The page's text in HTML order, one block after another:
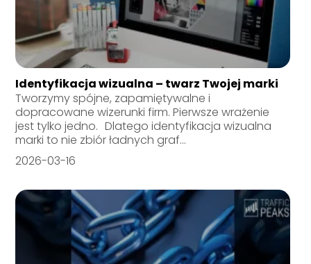
Identyfikacja wizualna – twarz Twojej marki
Tworzymy spójne, zapamiętywalne i
dopracowane wizerunki firm. Pierwsze wrażenie
jest tylko jedno. Dlatego identyfikacja wizualna
marki to nie zbiór ładnych graf...
2026-03-16